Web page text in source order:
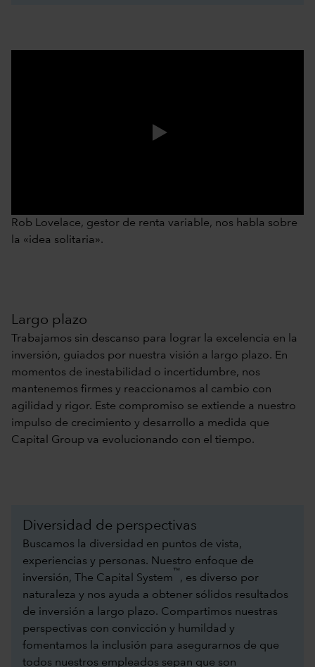
Rob Lovelace, gestor de renta variable, nos habla sobre
la «idea solitaria».
Largo plazo
Trabajamos sin descanso para lograr la excelencia en la
inversión, guiados por nuestra visión a largo plazo. En
momentos de inestabilidad o incertidumbre, nos
mantenemos firmes y reaccionamos al cambio con
agilidad y rigor. Este compromiso se extiende a nuestro
impulso de crecimiento y desarrollo a medida que
Capital Group va evolucionando con el tiempo.
Diversidad de perspectivas
Buscamos la diversidad en puntos de vista,
experiencias y personas. Nuestro enfoque de
inversión, The Capital System
™
, es diverso por
naturaleza y nos ayuda a obtener sólidos resultados
de inversión a largo plazo. Compartimos nuestras
perspectivas con convicción y humildad y
fomentamos la inclusión para asegurarnos de que
todos nuestros empleados sepan que son